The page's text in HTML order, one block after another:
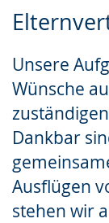
Unsere
Wünsche
Dankbar
Ausflügen
stehen wir
Leichten
wechseln.
Audio-
Video
Deutscher
wird
angezeigt.